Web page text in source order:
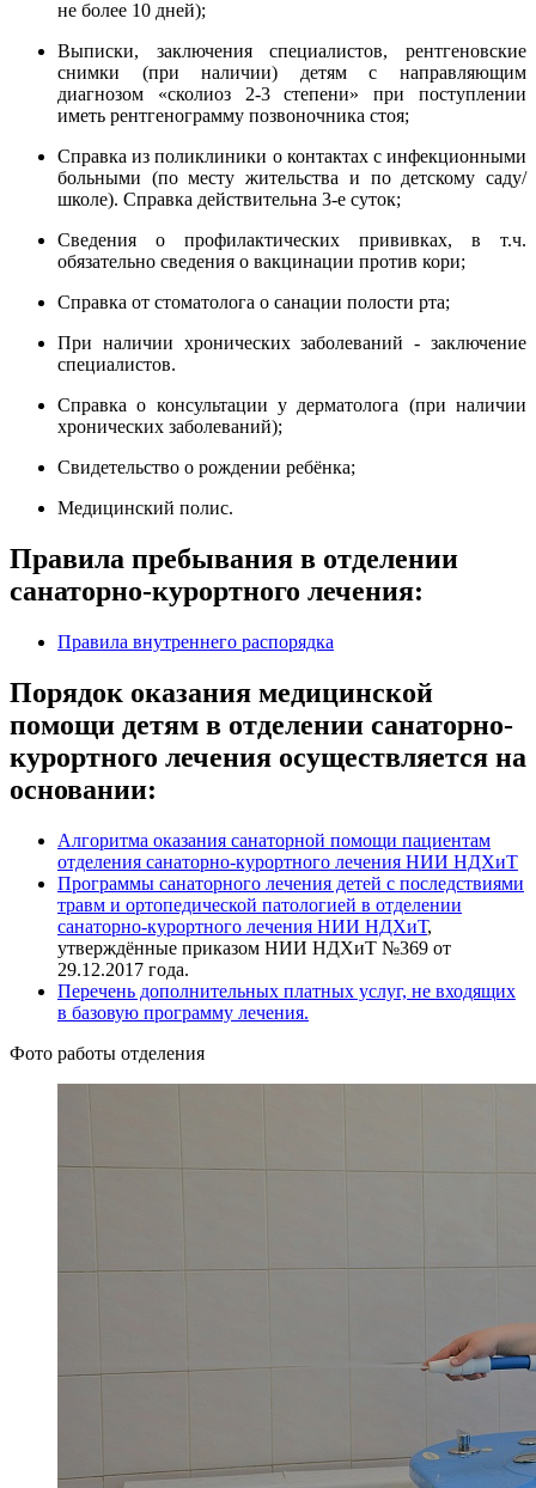
не более 10 дней);
Выписки, заключения специалистов, рентгеновские
снимки (при наличии) детям с направляющим
диагнозом «сколиоз 2-3 степени» при поступлении
иметь рентгенограмму позвоночника стоя;
Справка из поликлиники о контактах с инфекционными
больными (по месту жительства и по детскому саду/
школе). Справка действительна 3-е суток;
Сведения о профилактических прививках, в т.ч.
обязательно сведения о вакцинации против кори;
Справка от стоматолога о санации полости рта;
При наличии хронических заболеваний - заключение
специалистов.
Справка о консультации у дерматолога (при наличии
хронических заболеваний);
Свидетельство о рождении ребёнка;
Медицинский полис.
Правила пребывания в отделении
санаторно-курортного лечения:
Правила внутреннего распорядка
Порядок оказания медицинской
помощи детям в отделении санаторно-
курортного лечения осуществляется на
основании:
Алгоритма оказания санаторной помощи пациентам
отделения санаторно-курортного лечения НИИ НДХиТ
Программы санаторного лечения детей с последствиями
травм и ортопедической патологией в отделении
санаторно-курортного лечения НИИ НДХиТ,
утверждённые приказом НИИ НДХиТ №369 от
29.12.2017 года.
Перечень дополнительных платных услуг, не входящих
в базовую программу лечения.
Фото работы отделения